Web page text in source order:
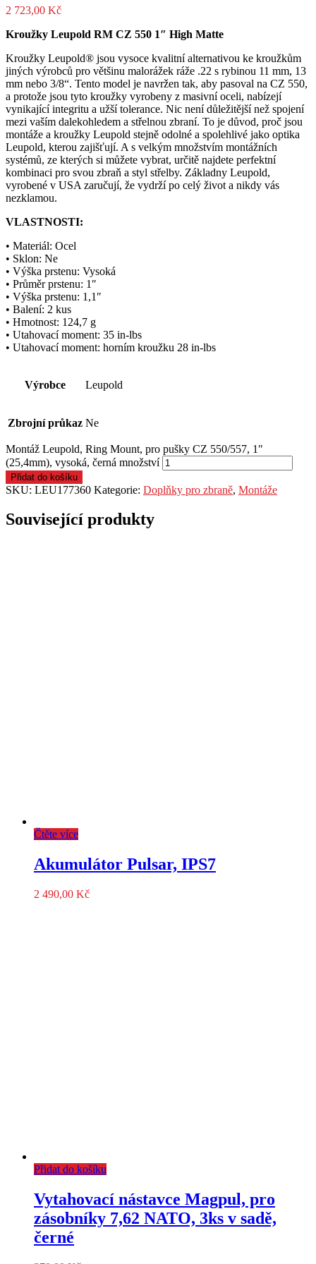
2 723,00 Kč
Kroužky Leupold RM CZ 550 1″ High Matte
Kroužky Leupold® jsou vysoce kvalitní alternativou ke kroužkům
jiných výrobců pro většinu malorážek ráže .22 s rybinou 11 mm, 13
mm nebo 3/8“. Tento model je navržen tak, aby pasoval na CZ 550,
a protože jsou tyto kroužky vyrobeny z masivní oceli, nabízejí
vynikající integritu a užší tolerance. Nic není důležitější než spojení
mezi vaším dalekohledem a střelnou zbraní. To je důvod, proč jsou
montáže a kroužky Leupold stejně odolné a spolehlivé jako optika
Leupold, kterou zajišťují. A s velkým množstvím montážních
systémů, ze kterých si můžete vybrat, určitě najdete perfektní
kombinaci pro svou zbraň a styl střelby. Základny Leupold,
vyrobené v USA zaručují, že vydrží po celý život a nikdy vás
nezklamou.
VLASTNOSTI:
• Materiál: Ocel
• Sklon: Ne
• Výška prstenu: Vysoká
• Průměr prstenu: 1″
• Výška prstenu: 1,1″
• Balení: 2 kus
• Hmotnost: 124,7 g
• Utahovací moment: 35 in-lbs
• Utahovací moment: horním kroužku 28 in-lbs
Výrobce Leupold
Zbrojní průkaz Ne
Montáž Leupold, Ring Mount, pro pušky CZ 550/557, 1"
(25,4mm), vysoká, černá množství
Přidat do košíku
SKU: LEU177360 Kategorie: Doplňky pro zbraně, Montáže
Související produkty
Čtěte více
Akumulátor Pulsar, IPS7
2 490,00 Kč
Přidat do košíku
Vytahovací nástavce Magpul, pro
zásobníky 7,62 NATO, 3ks v sadě,
černé